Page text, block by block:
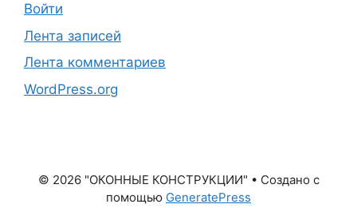
Войти
Лента записей
Лента комментариев
WordPress.org
© 2026 "ОКОННЫЕ КОНСТРУКЦИИ" • Создано с
помощью GeneratePress